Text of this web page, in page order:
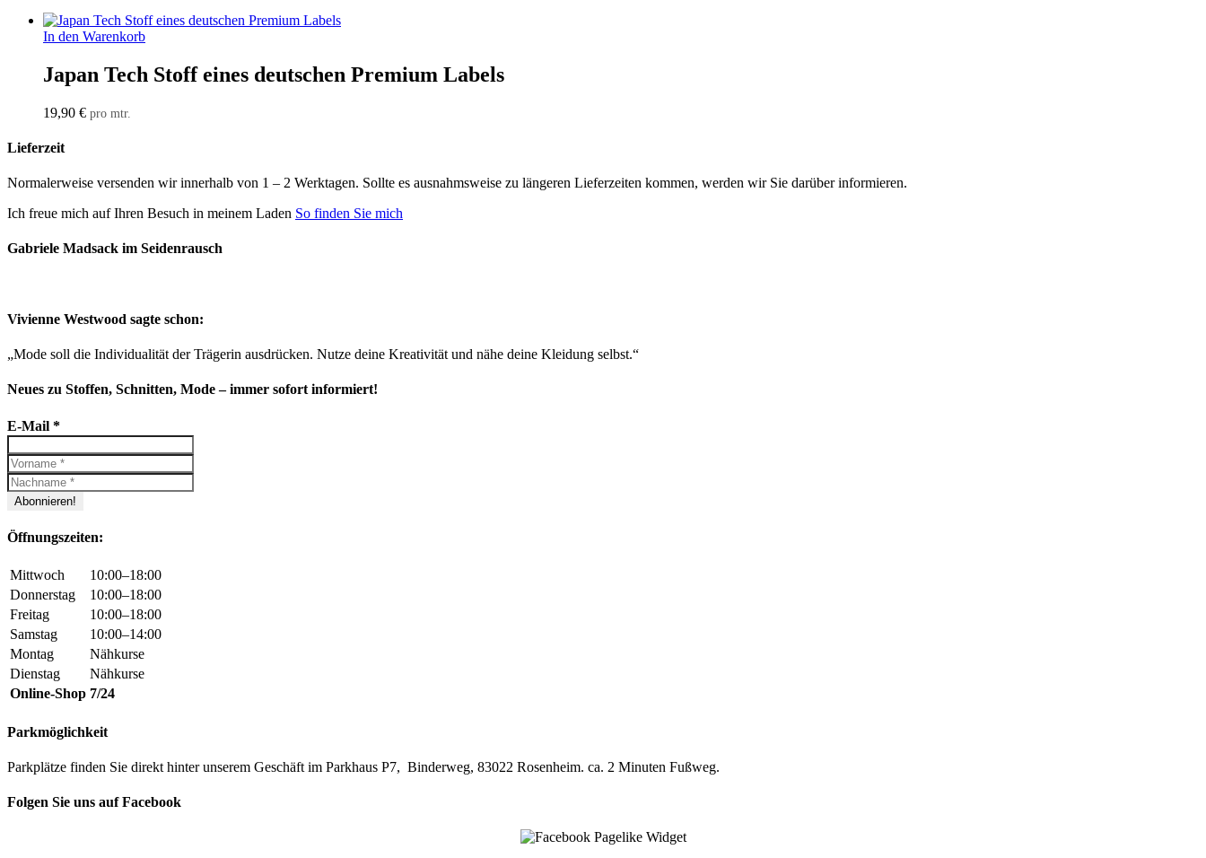
In den Warenkorb
Japan Tech Stoff eines deutschen Premium Labels
19,90 € pro mtr.
Lieferzeit
Normalerweise versenden wir innerhalb von 1 – 2 Werktagen. Sollte es ausnahmsweise zu längeren Lieferzeiten kommen, werden wir Sie darüber informieren.
Ich freue mich auf Ihren Besuch in meinem Laden So finden Sie mich
Gabriele Madsack im Seidenrausch
Vivienne Westwood sagte schon:
„Mode soll die Individualität der Trägerin ausdrücken. Nutze deine Kreativität und nähe deine Kleidung selbst.“
Neues zu Stoffen, Schnitten, Mode – immer sofort informiert!
E-Mail *
Öffnungszeiten:
Mittwoch
10:00–18:00
Donnerstag
10:00–18:00
Freitag
10:00–18:00
Samstag
10:00–14:00
Montag
Nähkurse
Dienstag
Nähkurse
Online-Shop 7/24
Parkmöglichkeit
Parkplätze finden Sie direkt hinter unserem Geschäft im Parkhaus P7, Binderweg, 83022 Rosenheim. ca. 2 Minuten Fußweg.
Folgen Sie uns auf Facebook